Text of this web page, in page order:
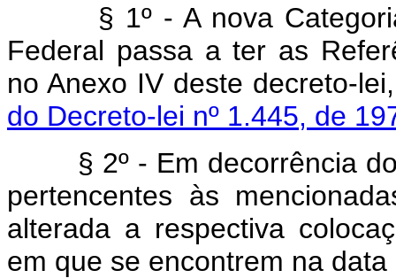
§ 1º - A nova Categoria
Federal passa a ter as
no Anexo IV deste decreto-
do Decreto-lei nº 1.445, de
§ 2º - Em decorrência do
pertencentes às
alterada a respectiva
em que se encontrem na